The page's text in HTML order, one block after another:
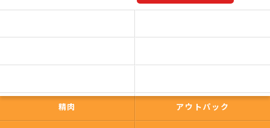
精肉 アウトパック